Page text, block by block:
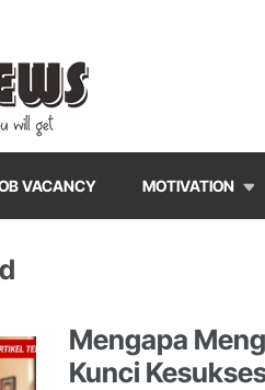
VACANCY MOTIVATION
Mengapa
Kunci